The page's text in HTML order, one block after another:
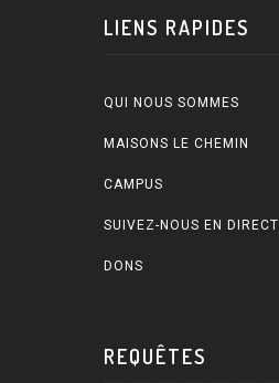
LIENS RAPIDES
QUI NOUS SOMMES
MAISONS LE CHEMIN
CAMPUS
SUIVEZ-NOUS EN DIRECT
DONS
REQUÊTES